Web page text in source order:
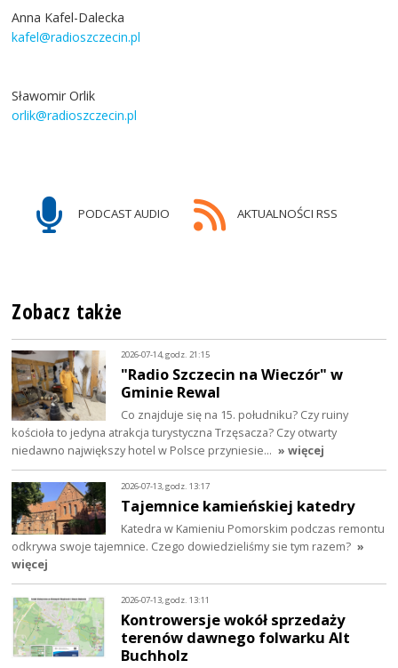
Anna Kafel-Dalecka
kafel@radioszczecin.pl
Sławomir Orlik
orlik@radioszczecin.pl
PODCAST AUDIO AKTUALNOŚCI RSS
Zobacz także
2026-07-14, godz. 21:15
"Radio Szczecin na Wieczór" w
Gminie Rewal
Co znajduje się na 15. południku? Czy ruiny
kościoła to jedyna atrakcja turystyczna Trzęsacza? Czy otwarty
niedawno największy hotel w Polsce przyniesie… » więcej
2026-07-13, godz. 13:17
Tajemnice kamieńskiej katedry
Katedra w Kamieniu Pomorskim podczas remontu
odkrywa swoje tajemnice. Czego dowiedzieliśmy sie tym razem? »
więcej
2026-07-13, godz. 13:11
Kontrowersje wokół sprzedaży
terenów dawnego folwarku Alt
Buchholz